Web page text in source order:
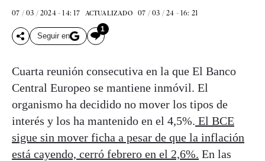
07 / 03 / 2024 - 14: 17 ACTUALIZADO 07 / 03 / 24 - 16: 21
Seguir en
1
Cuarta reunión consecutiva en la que El Banco
Central Europeo se mantiene inmóvil. El
organismo ha decidido no mover los tipos de
interés y los ha mantenido en el 4,5%. El BCE
sigue sin mover ficha a pesar de que la inflación
está cayendo, cerró febrero en el 2,6%. En las